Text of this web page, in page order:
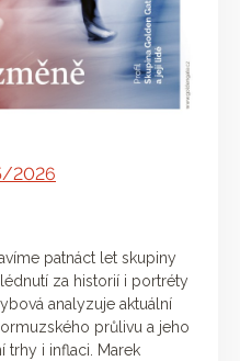
2026
patnáct let skupiny
za historií i portréty
analyzuje aktuální
průlivu a jeho
trhy i inflaci. Marek